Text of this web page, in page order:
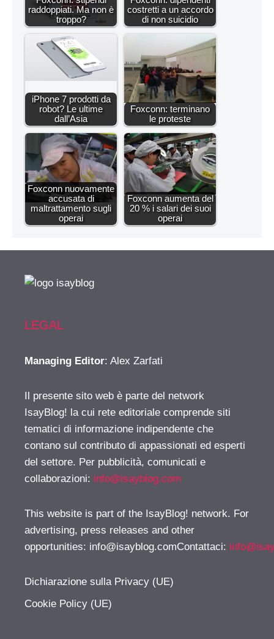
raddoppiati. Ma non è
troppo?
costretti a un accordo
di non suicidio
iPhone 7 prodotti da
robot? Le ultime
dall’Asia
Foxconn: terminano
le proteste
Foxconn nuovamente
accusata di
maltrattamento sugli
operai
Foxconn aumenta del
20 % i salari dei suoi
operai
LEGAL
Managing Editor: Alex Zarfati
Il presente sito web è parte del network
IsayBlog! la cui rete editoriale comprende siti
tematici di informazione indipendente che
contano sul contributo di appassionati ed esperti
del settore. Per pubblicità, comunicati e
collaborazioni: info@isayblog.com
This website is part of the IsayBlog! network. For
advertising, press releases and other
opportunities: info@isayblog.comContattaci:
Dichiarazione sulla Privacy (UE)
Cookie Policy (UE)